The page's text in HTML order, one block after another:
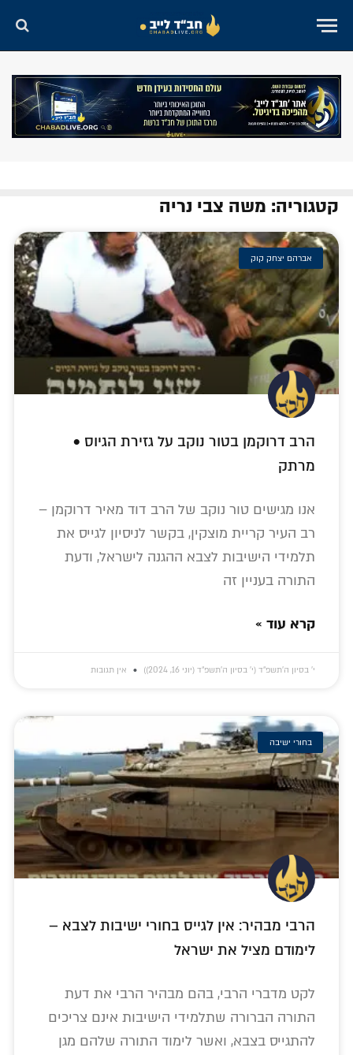
קטגוריה: משה צבי נריה
אברהם יצחק קוק
הרב דרוקמן בטור נוקב על גזירת הגיוס •
מרתק
אנו מגישים טור נוקב של הרב דוד מאיר דרוקמן –
רב העיר קריית מוצקין, בקשר לניסיון לגייס את
תלמידי הישיבות לצבא ההגנה לישראל, ודעת
התורה בעניין זה
קרא עוד »
י׳ בסיון ה׳תשפ״ד (י׳ בסיון ה׳תשפ״ד (יוני 16, 2024)) אין תגובות
בחורי ישיבה
הרבי מבהיר: אין לגייס בחורי ישיבות לצבא –
לימודם מציל את ישראל
לקט מדברי הרבי, בהם מבהיר הרבי את דעת
התורה הברורה שתלמידי הישיבות אינם צריכים
להתגייס בצבא, ואשר לימוד התורה שלהם מגן